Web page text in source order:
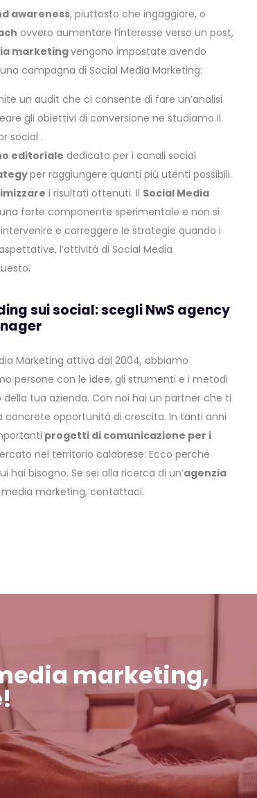
awareness, piuttosto che ingaggiare, o
ovvero aumentare l’interesse verso un post,
marketingvengono impostate avendo
campagna di Social Media Marketing:
un audit che ci consente di fare un’analisi
gli obiettivi di conversione ne studiamo il
social .
editoriale dedicato per i canali social
per raggiungere quanti più utenti possibili.
i risultati ottenuti. Il Social Media
forte componente sperimentale e non si
e correggere le strategie quando i
l’attività di Social Media
sui social: scegli NwS agency
Marketing attiva dal 2004, abbiamo
persone con le idee, gli strumenti e i metodi
tua azienda. Con noi hai un partner che ti
concrete opportunità di crescita. In tanti anni
progetti di comunicazione per i
nel territorio calabrese: Ecco perché
hai bisogno. Se sei alla ricerca di un’agenzia
media marketing, contattaci.
marketing,